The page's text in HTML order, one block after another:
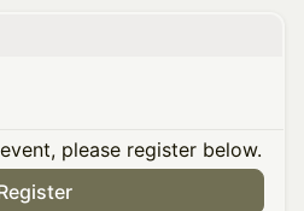
please register below.